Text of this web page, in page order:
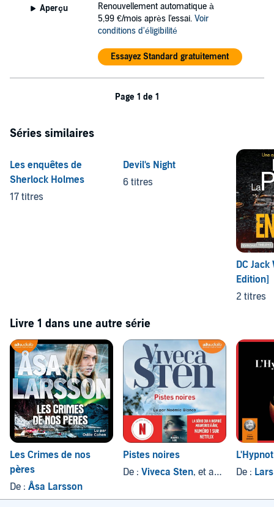
Aperçu
Renouvellement automatique à
5,99 €/mois après l'essai. Voir
conditions d'éligibilité
Essayez Standard gratuitement
Page 1 de 1
Séries similaires
Les enquêtes de
Sherlock Holmes
17 titres
Devil's Night
6 titres
DC
Edition]
2 titres
Livre 1 dans une autre série
Les Crimes de nos
pères
De : Åsa Larsson
Pistes noires
De : Viveca Sten, et autres
De :